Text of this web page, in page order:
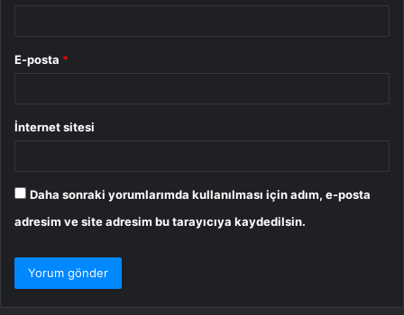
E-posta *
İnternet sitesi
Daha sonraki yorumlarımda kullanılması için adım, e-posta
adresim ve site adresim bu tarayıcıya kaydedilsin.